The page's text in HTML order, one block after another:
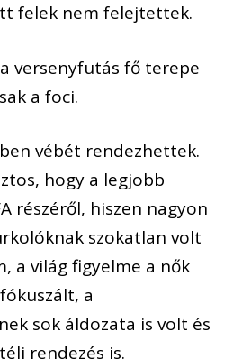
felek nem felejtettek.
versenyfutás fő terepe
a foci.
vébét rendezhettek.
hogy a legjobb
részéről, hiszen nagyon
szokatlan volt
a világ figyelme a nők
a
sok áldozata is volt és
rendezés is.